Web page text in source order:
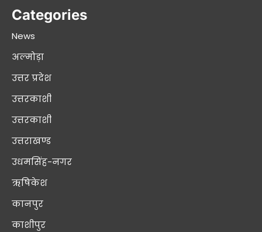
Categories
News
अल्मोड़ा
उत्तर प्रदेश
उत्तरकाशी
उत्तरकाशी
उत्तराखण्ड
उधमसिंह-नगर
ऋषिकेश
कानपुर
काशीपुर